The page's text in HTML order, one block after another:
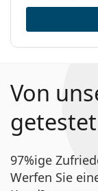
Von
getestet
97%ige
Werfen Sie